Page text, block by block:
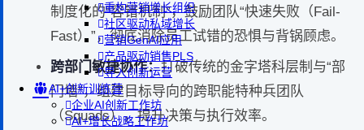
重构营销增长组织
社区驱动私域增长
营销GenAI应用
产品驱动销售PLS
导入创新运营
AI+创新训练营
企业AI创新工作坊
AI+增长战略工作坊
制度化的“容错机制”，鼓励团队“快速失败（Fail-
Fast）”，彻底消除员工试错的恐惧与背锅顾虑。
跨部门敏捷协作：打破传统的金字塔科层制与“部
门墙”，组建目标导向的跨职能特种兵团队
（Squads），提升决策与执行效率。